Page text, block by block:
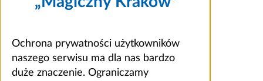
Ochrona prywatności użytkowników
naszego serwisu ma dla nas bardzo
duże znaczenie. Ograniczamy